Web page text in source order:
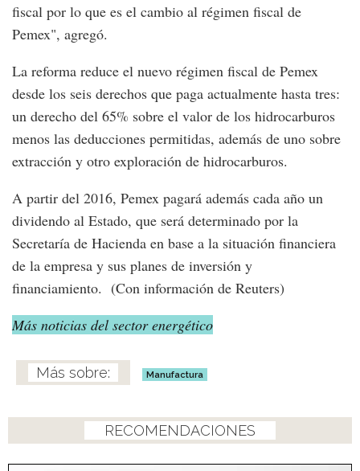
fiscal por lo que es el cambio al régimen fiscal de
Pemex", agregó.
La reforma reduce el nuevo régimen fiscal de Pemex
desde los seis derechos que paga actualmente hasta tres:
un derecho del 65% sobre el valor de los hidrocarburos
menos las deducciones permitidas, además de uno sobre
extracción y otro exploración de hidrocarburos.
A partir del 2016, Pemex pagará además cada año un
dividendo al Estado, que será determinado por la
Secretaría de Hacienda en base a la situación financiera
de la empresa y sus planes de inversión y
financiamiento. (Con información de Reuters)
Más noticias del sector energético
Manufactura
RECOMENDACIONES